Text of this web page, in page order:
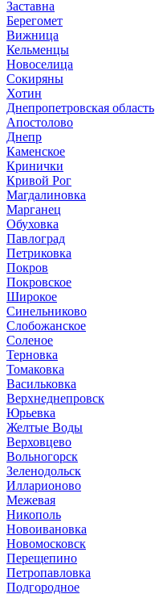
Заставна
Берегомет
Вижница
Кельменцы
Новоселица
Сокиряны
Хотин
Днепропетровская область
Апостолово
Днепр
Каменское
Кринички
Кривой Рог
Магдалиновка
Марганец
Обуховка
Павлоград
Петриковка
Покров
Покровское
Широкое
Синельниково
Слобожанское
Соленое
Терновка
Томаковка
Васильковка
Верхнеднепровск
Юрьевка
Желтые Воды
Верховцево
Вольногорск
Зеленодольск
Илларионово
Межевая
Никополь
Новоивановка
Новомосковск
Перещепино
Петропавловка
Подгородное